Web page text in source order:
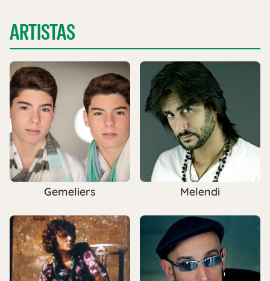
ARTISTAS
Gemeliers Melendi